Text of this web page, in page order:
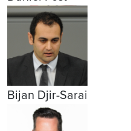
Bijan Djir-Sarai